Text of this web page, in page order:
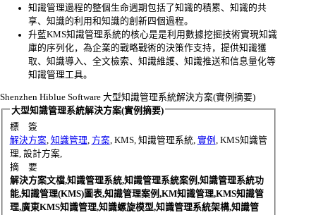
知識管理過程的整個生命週期包括了知識的積累、知識的共
享、知識的利用和知識的創新四個過程。
升藍KMS知識管理系統的核心是是利用數據挖掘技術實現知識
庫的序列化，為企業的戰略戰術的決策作支持，提供知識獲
取、知識導入、全文檢索、知識維護、知識推送和信息量化等
知識管理工具。
Shenzhen Hiblue Software 大型知識管理系統解決方案(實例摘要)
大型知識管理系統解決方案(實例摘要)
標 簽
解決方案, 知識管理, 方案 , KMS, 知識管理系統, 實例 , KMS知識管
理, 設計方案,
摘 要
解決方案文檔,知識管理系統,知識管理系統案例,知識管理系統功
能,知識管理(KMS)圖表,知識管理案例,KM知識管理,KMS知識管
理,廣東KMS知識管理,知識螺旋模型,知識管理系統架構,知識管